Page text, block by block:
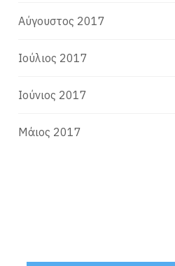
Αύγουστος 2017
Ιούλιος 2017
Ιούνιος 2017
Μάιος 2017